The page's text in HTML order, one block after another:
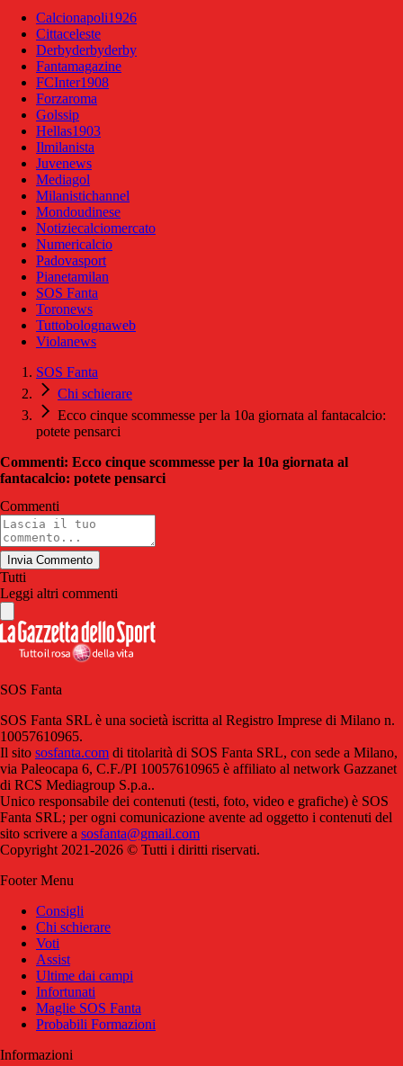
Calcionapoli1926
Cittaceleste
Derbyderbyderby
Fantamagazine
FCInter1908
Forzaroma
Golssip
Hellas1903
Ilmilanista
Juvenews
Mediagol
Milanistichannel
Mondoudinese
Notiziecalciomercato
Numericalcio
Padovasport
Pianetamilan
SOS Fanta
Toronews
Tuttobolognaweb
Violanews
SOS Fanta
Chi schierare
Ecco cinque scommesse per la 10a giornata al fantacalcio:
potete pensarci
Commenti: Ecco cinque scommesse per la 10a giornata al
fantacalcio: potete pensarci
Commenti
Invia Commento
Tutti
Leggi altri commenti
SOS Fanta
SOS Fanta SRL è una società iscritta al Registro Imprese di Milano n.
10057610965.
Il sito sosfanta.com di titolarità di SOS Fanta SRL, con sede a Milano,
via Paleocapa 6, C.F./PI 10057610965 è affiliato al network Gazzanet
di RCS Mediagroup S.p.a..
Unico responsabile dei contenuti (testi, foto, video e grafiche) è SOS
Fanta SRL; per ogni comunicazione avente ad oggetto i contenuti del
sito scrivere a sosfanta@gmail.com
Copyright 2021-2026 © Tutti i diritti riservati.
Footer Menu
Consigli
Chi schierare
Voti
Assist
Ultime dai campi
Infortunati
Maglie SOS Fanta
Probabili Formazioni
Informazioni